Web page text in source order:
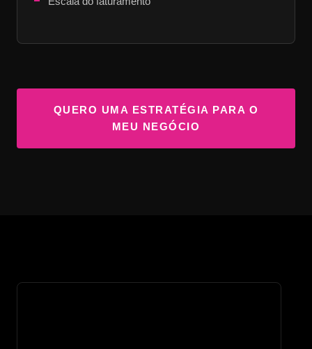
QUERO UMA ESTRATÉGIA PARA O
MEU NEGÓCIO